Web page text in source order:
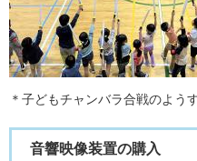
＊子どもチャンバラ合戦のよう
音響映像装置の購入